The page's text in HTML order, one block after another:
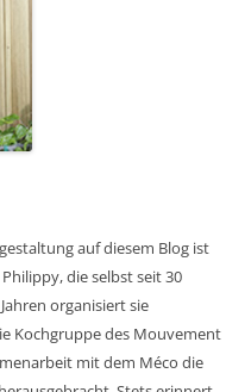
auf diesem Blog ist
die selbst seit 30
organisiert sie
Kochgruppe des Mouvement
mit dem Méco die